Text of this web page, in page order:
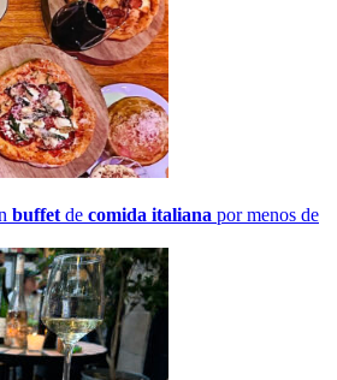
buffetde comida italiana por menos de